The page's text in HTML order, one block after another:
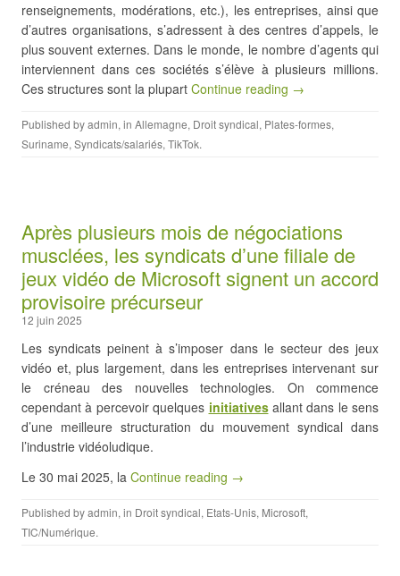
renseignements, modérations, etc.), les entreprises, ainsi que
d’autres organisations, s’adressent à des centres d’appels, le
plus souvent externes. Dans le monde, le nombre d’agents qui
interviennent dans ces sociétés s’élève à plusieurs millions.
Ces structures sont la plupart Continue reading →
Published byadmin, in Allemagne, Droit syndical, Plates-formes,
Suriname, Syndicats/salariés, TikTok.
Après plusieurs mois de négociations
musclées, les syndicats d’une filiale de
jeux vidéo de Microsoft signent un accord
provisoire précurseur
12 juin 2025
Les syndicats peinent à s’imposer dans le secteur des jeux
vidéo et, plus largement, dans les entreprises intervenant sur
le créneau des nouvelles technologies. On commence
cependant à percevoir quelques initiativesallant dans le sens
d’une meilleure structuration du mouvement syndical dans
l’industrie vidéoludique.
Le 30 mai 2025, la Continue reading →
Published byadmin, in Droit syndical, Etats-Unis, Microsoft,
TIC/Numérique.